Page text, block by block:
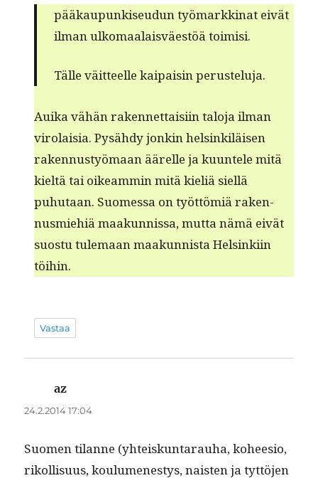
pääkaupunkiseudun työ­markki­nat eivät
ilman ulko­maalaisväestöä toimisi.
Tälle väit­teelle kaipaisin perusteluja.
Aui­ka vähän raken­net­taisi­in talo­ja ilman
viro­laisia. Pysähdy jonkin helsinkiläisen
raken­nustyö­maan äärelle ja kuun­tele mitä
kieltä tai oikeam­min mitä kieliä siel­lä
puhutaan. Suomes­sa on työt­tömiä raken­
nus­miehiä maakun­nis­sa, mut­ta nämä eivät
suos­tu tule­maan maakun­nista Helsinki­in
töihin.
Vastaa
az
24.2.2014 17:04
Suomen tilanne (yhteiskun­ta­rauha, koheesio,
rikol­lisu­us, koulumen­estys, nais­ten ja tyt­tö­jen